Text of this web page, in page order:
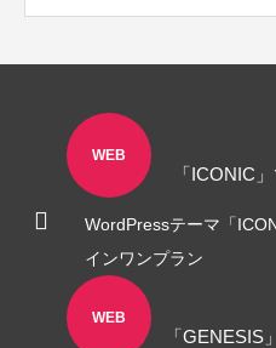
WEB
「ICONIC
WordPressテーマ「
インワンプラン
WEB
「GENESIS